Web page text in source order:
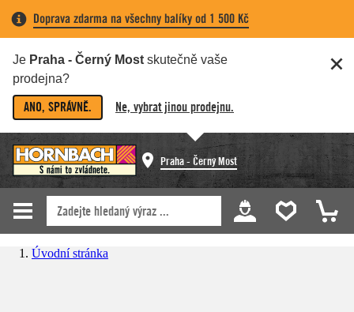
Doprava zdarma na všechny balíky od 1 500 Kč
Je Praha - Černý Most skutečně vaše
prodejna?
ANO, SPRÁVNĚ. Ne, vybrat jinou prodejnu.
Praha - Černý Most
Úvodní stránka